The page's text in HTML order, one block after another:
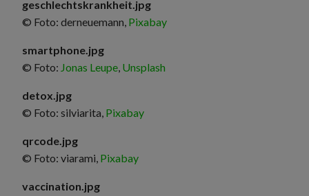
geschlechtskrankheit.jpg
© Foto: derneuemann, Pixabay
smartphone.jpg
© Foto: Jonas Leupe, Unsplash
detox.jpg
© Foto: silviarita, Pixabay
qrcode.jpg
© Foto: viarami, Pixabay
vaccination.jpg